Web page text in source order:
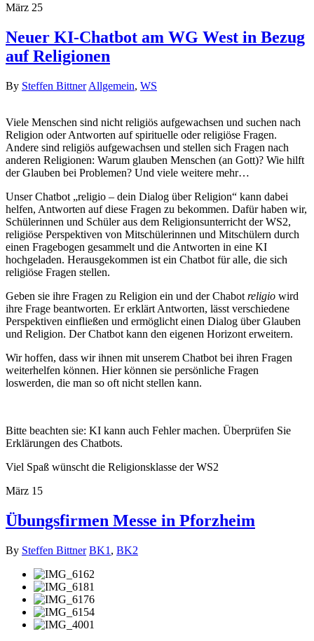
März 25
Neuer KI-Chatbot am WG West in Bezug
auf Religionen
By Steffen Bittner Allgemein, WS
Viele Menschen sind nicht religiös aufgewachsen und suchen nach
Religion oder Antworten auf spirituelle oder religiöse Fragen.
Andere sind religiös aufgewachsen und stellen sich Fragen nach
anderen Religionen: Warum glauben Menschen (an Gott)? Wie hilft
der Glauben bei Problemen? Und viele weitere mehr…
Unser Chatbot „religio – dein Dialog über Religion“ kann dabei
helfen, Antworten auf diese Fragen zu bekommen. Dafür haben wir,
Schülerinnen und Schüler aus dem Religionsunterricht der WS2,
religiöse Perspektiven von Mitschülerinnen und Mitschülern durch
einen Fragebogen gesammelt und die Antworten in eine KI
hochgeladen. Herausgekommen ist ein Chatbot für alle, die sich
religiöse Fragen stellen.
Geben sie ihre Fragen zu Religion ein und der Chabot religio wird
ihre Frage beantworten. Er erklärt Antworten, lässt verschiedene
Perspektiven einfließen und ermöglicht einen Dialog über Glauben
und Religion. Der Chatbot kann den eigenen Horizont erweitern.
Wir hoffen, dass wir ihnen mit unserem Chatbot bei ihren Fragen
weiterhelfen können. Hier können sie persönliche Fragen
loswerden, die man so oft nicht stellen kann.
Bitte beachten sie: KI kann auch Fehler machen. Überprüfen Sie
Erklärungen des Chatbots.
Viel Spaß wünscht die Religionsklasse der WS2
März 15
Übungsfirmen Messe in Pforzheim
By Steffen Bittner BK1 , BK2